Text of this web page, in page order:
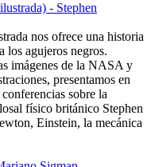
- Stephen
nos ofrece una historia
los agujeros negros.
imágenes de la NASA y
presentamos en
sobre la
físico británico Stephen
Einstein, la mecánica